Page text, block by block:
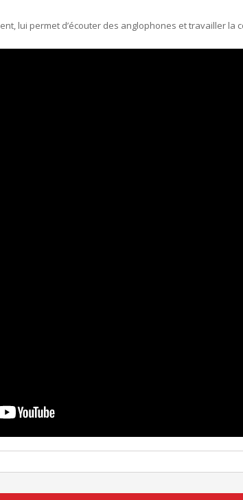
lui permet d’écouter des anglophones et travailler la